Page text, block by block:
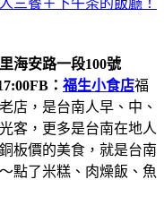
海安路一段100號
FB： 福生小食店福
店，是台南人早、中、
客，更多是台南在地人
板價的美食，就是台南
點了米糕、肉燥飯、魚